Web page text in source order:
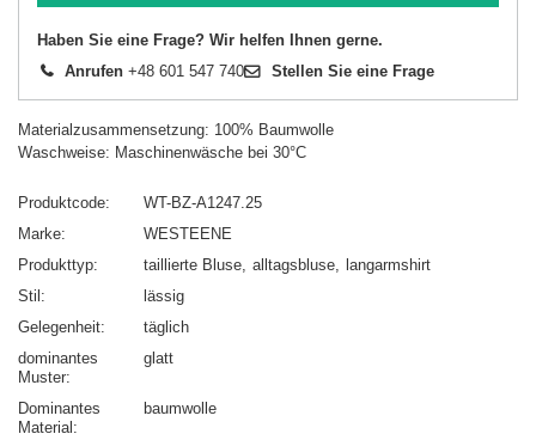
Haben Sie eine Frage? Wir helfen Ihnen gerne.
Anrufen +48 601 547 740 Stellen Sie eine Frage
Materialzusammensetzung: 100% Baumwolle
Waschweise: Maschinenwäsche bei 30°C
Produktcode
WT-BZ-A1247.25
Marke
WESTEENE
Produkttyp
taillierte Bluse alltagsbluse
langarmshirt
Stil
lässig
Gelegenheit
täglich
dominantes
Muster
glatt
Dominantes
Material
baumwolle